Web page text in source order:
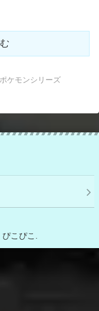
ポケモンシリーズ
こぴこ.